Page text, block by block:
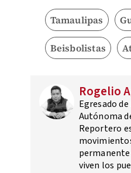
Tamaulipas
Beisbolistas
Rogelio
Egresado
Autónoma
Reportero
viven los